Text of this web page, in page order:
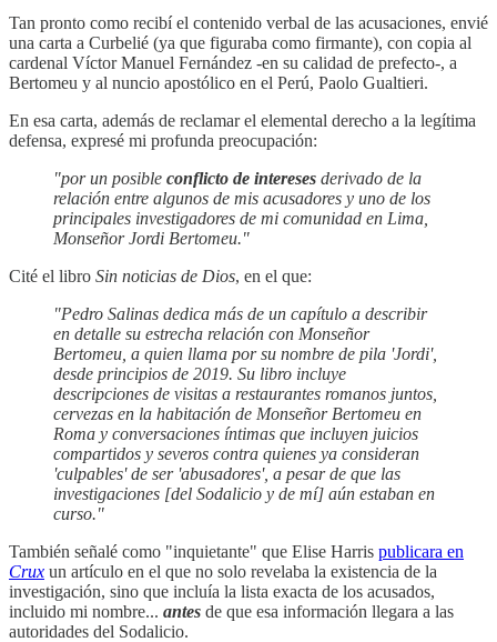
Tan pronto como recibí el contenido verbal de las acusaciones, envié
una carta a Curbelié (ya que figuraba como firmante), con copia al
cardenal Víctor Manuel Fernández -en su calidad de prefecto-, a
Bertomeu y al nuncio apostólico en el Perú, Paolo Gualtieri.
En esa carta, además de reclamar el elemental derecho a la legítima
defensa, expresé mi profunda preocupación:
"por un posible conflicto de intereses derivado de la
relación entre algunos de mis acusadores y uno de los
principales investigadores de mi comunidad en Lima,
Monseñor Jordi Bertomeu."
Cité el libro Sin noticias de Dios, en el que:
"Pedro Salinas dedica más de un capítulo a describir
en detalle su estrecha relación con Monseñor
Bertomeu, a quien llama por su nombre de pila 'Jordi',
desde principios de 2019. Su libro incluye
descripciones de visitas a restaurantes romanos juntos,
cervezas en la habitación de Monseñor Bertomeu en
Roma y conversaciones íntimas que incluyen juicios
compartidos y severos contra quienes ya consideran
'culpables' de ser 'abusadores', a pesar de que las
investigaciones [del Sodalicio y de mí] aún estaban en
curso."
También señalé como "inquietante" que Elise Harris publicara en
Crux un artículo en el que no solo revelaba la existencia de la
investigación, sino que incluía la lista exacta de los acusados,
incluido mi nombre... antes de que esa información llegara a las
autoridades del Sodalicio.